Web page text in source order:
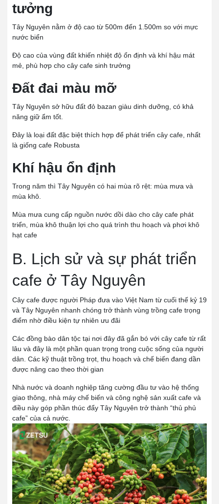
tưởng
Tây Nguyên nằm ở độ cao từ 500m đến 1.500m so với mực
nước biển
Độ cao của vùng đất khiến nhiệt độ ổn định và khí hậu mát
mẻ, phù hợp cho cây cafe sinh trưởng
Đất đai màu mỡ
Tây Nguyên sở hữu đất đỏ bazan giàu dinh dưỡng, có khả
năng giữ ẩm tốt.
Đây là loại đất đặc biệt thích hợp để phát triển cây cafe, nhất
là giống cafe Robusta
Khí hậu ổn định
Trong năm thì Tây Nguyên có hai mùa rõ rệt: mùa mưa và
mùa khô.
Mùa mưa cung cấp nguồn nước dồi dào cho cây cafe phát
triển, mùa khô thuận lợi cho quá trình thu hoạch và phơi khô
hạt cafe
B. Lịch sử và sự phát triển
cafe ở Tây Nguyên
Cây cafe được người Pháp đưa vào Việt Nam từ cuối thế kỷ 19
và Tây Nguyên nhanh chóng trở thành vùng trồng cafe trọng
điểm nhờ điều kiện tự nhiên ưu đãi
Các đồng bào dân tộc tại nơi đây đã gắn bó với cây cafe từ rất
lâu và đây là một phần quan trọng trong cuộc sống của người
dân. Các kỹ thuật trồng trọt, thu hoạch và chế biến đang dần
được nâng cao theo thời gian
Nhà nước và doanh nghiệp tăng cường đầu tư vào hệ thống
giao thông, nhà máy chế biến và công nghệ sản xuất cafe và
điều này góp phần thúc đẩy Tây Nguyên trở thành “thủ phủ
cafe” của cả nước.